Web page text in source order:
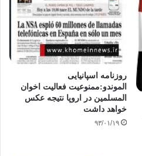
روزنامه اسپانیایی
الموندو:ممنوعیت فعالیت اخوان
المسلمین در اروپا نتیجه عکس
خواهد داشت
۹۳/۰۱/۱۹